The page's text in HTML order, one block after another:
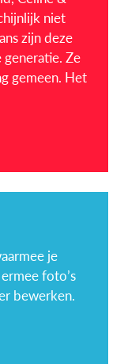
niet
zijn deze
Ze
gemeen. Het
je
foto’s
bewerken.